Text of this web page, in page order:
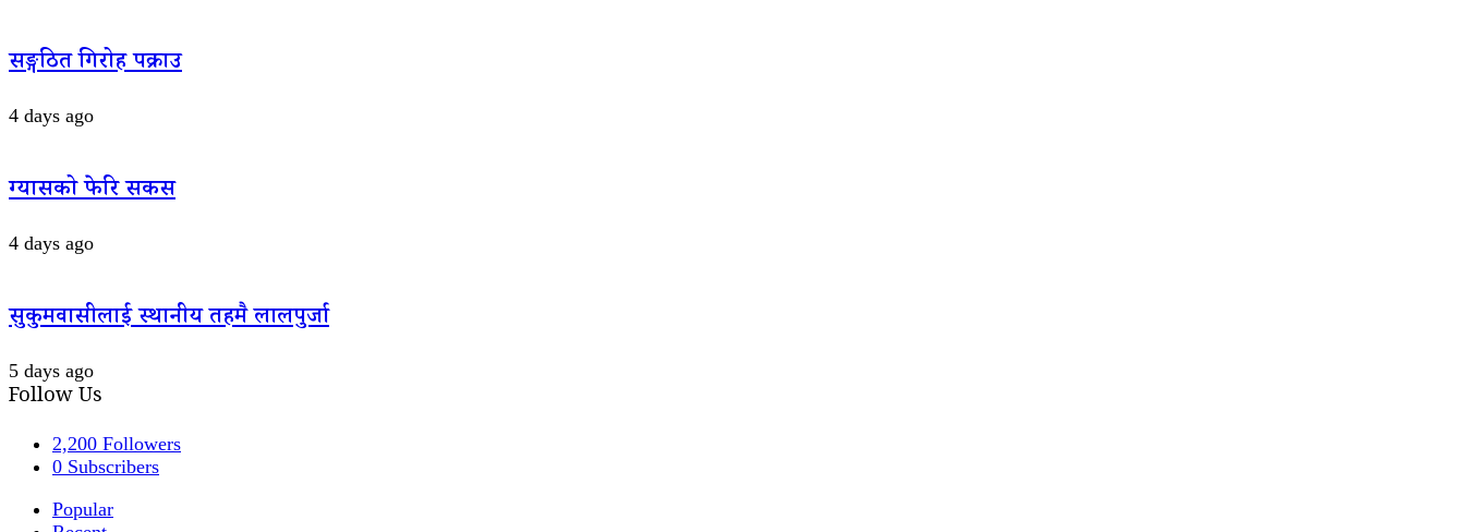
सङ्गठित गिरोह पक्राउ
4 days ago
ग्यासको फेरि सकस
4 days ago
सुकुमवासीलाई स्थानीय तहमै लालपुर्जा
5 days ago
Follow Us
2,200 Followers
0 Subscribers
Popular